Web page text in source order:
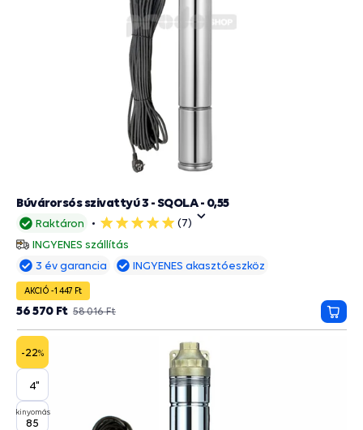
Raktáron
5
csillag
(7)
INGYENES szállítás
Búvárorsós szivattyú 3 - SQOLA - 0,55
3 év garancia INGYENES akasztóeszköz
AKCIÓ -1 447 Ft
58 016 Ft
56 570 Ft
-22%
4"
kinyomás
85